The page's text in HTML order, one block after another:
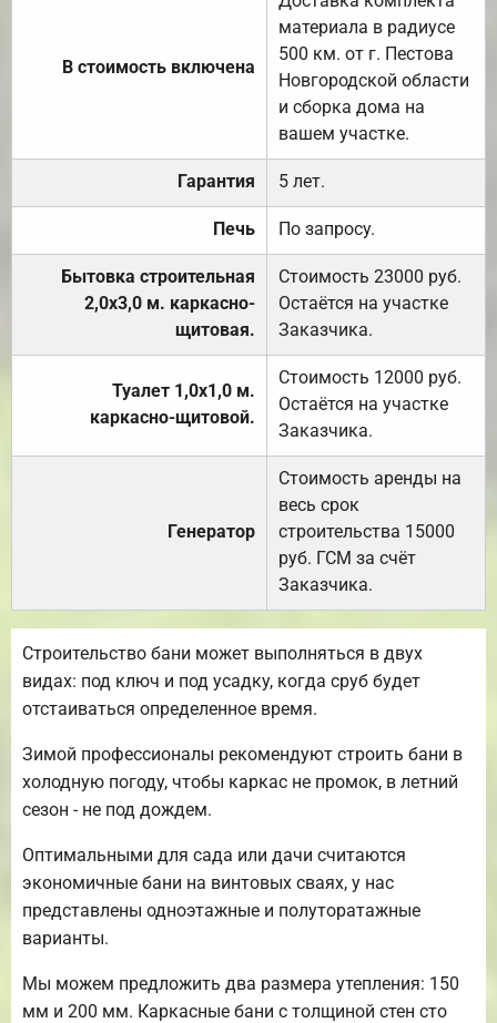
В стоимость включена
материала в радиусе
500 км. от г. Пестова
Новгородской области
и сборка дома на
вашем участке.
Гарантия 5 лет.
Печь По запросу.
Бытовка строительная
2,0х3,0 м. каркасно-
щитовая.
Стоимость 23000 руб.
Остаётся на участке
Заказчика.
Туалет 1,0х1,0 м.
каркасно-щитовой.
Стоимость 12000 руб.
Остаётся на участке
Заказчика.
Генератор
Стоимость аренды на
весь срок
строительства 15000
руб. ГСМ за счёт
Заказчика.
Строительство бани может выполняться в двух
видах: под ключ и под усадку, когда сруб будет
отстаиваться определенное время.
Зимой профессионалы рекомендуют строить бани в
холодную погоду, чтобы каркас не промок, в летний
сезон - не под дождем.
Оптимальными для сада или дачи считаются
экономичные бани на винтовых сваях, у нас
представлены одноэтажные и полуторатажные
варианты.
Мы можем предложить два размера утепления: 150
мм и 200 мм. Каркасные бани с толщиной стен сто